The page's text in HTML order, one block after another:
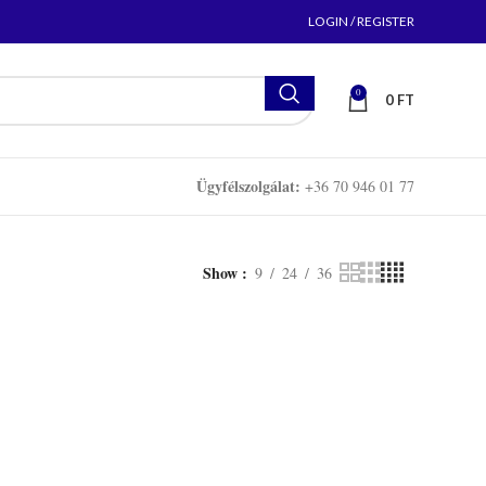
LOGIN / REGISTER
0 0 FT
Ügyfélszolgálat: +36 70 946 01 77
Show 9 24 36